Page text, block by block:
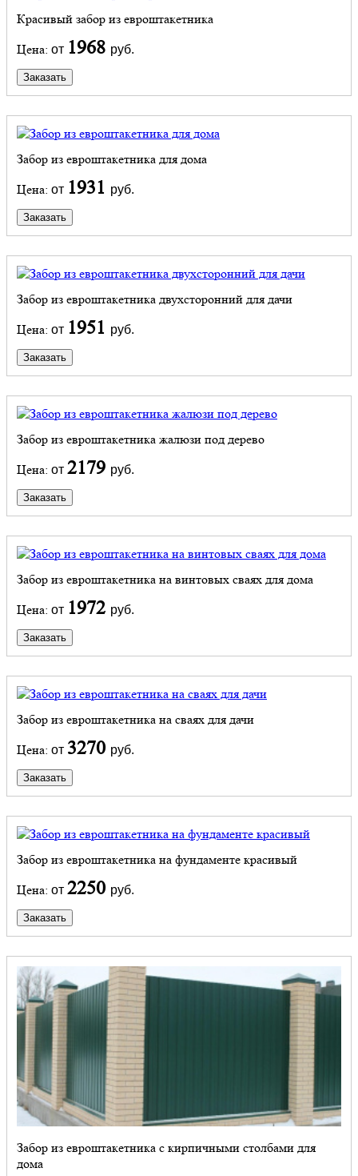
Красивый забор из евроштакетника
Цена: от 1968 руб.
Заказать
Забор из евроштакетника для дома
Цена: от 1931 руб.
Заказать
Забор из евроштакетника двухсторонний для дачи
Цена: от 1951 руб.
Заказать
Забор из евроштакетника жалюзи под дерево
Цена: от 2179 руб.
Заказать
Забор из евроштакетника на винтовых сваях для дома
Цена: от 1972 руб.
Заказать
Забор из евроштакетника на сваях для дачи
Цена: от 3270 руб.
Заказать
Забор из евроштакетника на фундаменте красивый
Цена: от 2250 руб.
Заказать
Забор из евроштакетника с кирпичными столбами для
дома